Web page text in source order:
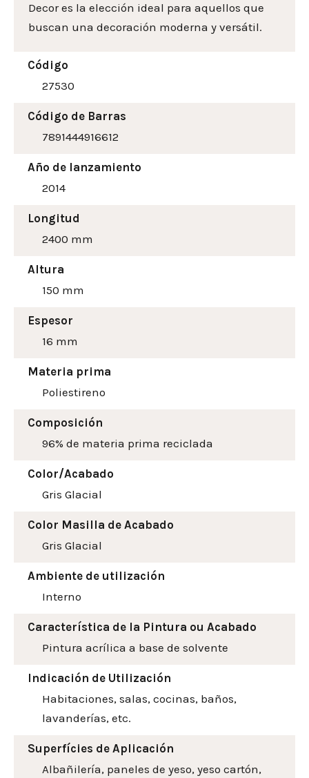
Decor es la elección ideal para aquellos que
buscan una decoración moderna y versátil.
Código
27530
Código de Barras
7891444916612
Año de lanzamiento
2014
Longitud
2400 mm
Altura
150 mm
Espesor
16 mm
Materia prima
Poliestireno
Composición
96% de materia prima reciclada
Color/Acabado
Gris Glacial
Color Masilla de Acabado
Gris Glacial
Ambiente de utilización
Interno
Característica de la Pintura ou Acabado
Pintura acrílica a base de solvente
Indicación de Utilización
Habitaciones, salas, cocinas, baños,
lavanderías, etc.
Superfícies de Aplicación
Albañilería, paneles de yeso, yeso cartón,